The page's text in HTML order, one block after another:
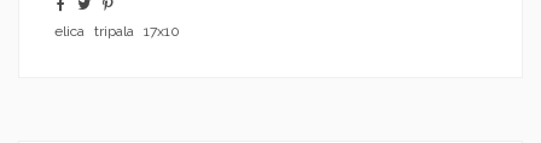
elica tripala 17x10